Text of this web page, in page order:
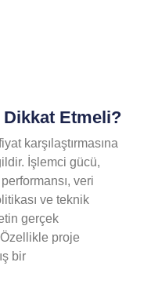
Dikkat Etmeli?
karşılaştırmasına
İşlemci gücü,
veri
ve teknik
gerçek
proje
bir